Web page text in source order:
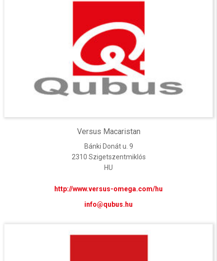
Versus Macaristan
Bánki Donát u. 9
2310 Szigetszentmiklós
HU
http://www.versus-omega.com/hu
info@qubus.hu